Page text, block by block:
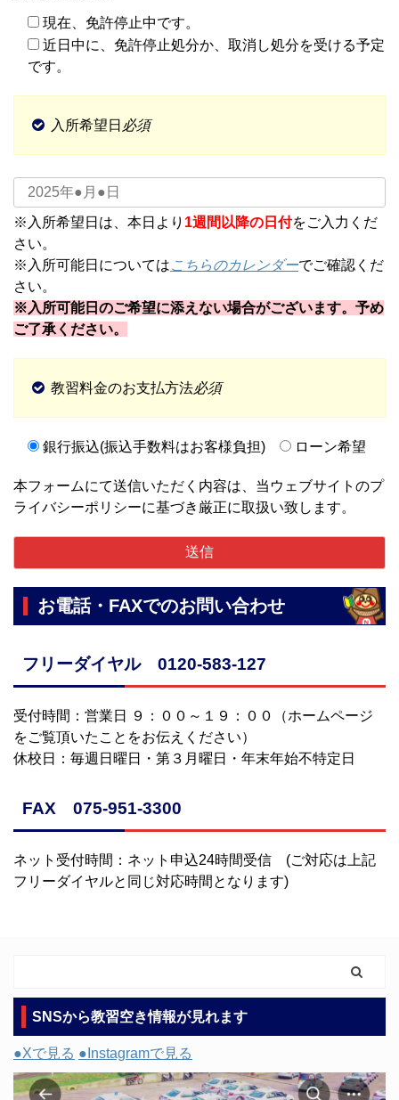
現在、免許停止中です。
近日中に、免許停止処分か、取消し処分を受ける予定
です。
入所希望日 必須
※入所希望日は、本日より 1週間以降の日付をご入力くだ
さい。
※入所可能日についてはこちらのカレンダーでご確認くだ
さい。
※入所可能日のご希望に添えない場合がございます。予め
ご了承ください。
教習料金のお支払方法必須
銀行振込(振込手数料はお客様負担) ローン希望
本フォームにて送信いただく内容は、当ウェブサイトのプ
ライバシーポリシーに基づき厳正に取扱い致します。
お電話・FAXでのお問い合わせ
フリーダイヤル 0120-583-127
受付時間：営業日 ９：００～１９：００（ホームページ
をご覧頂いたことをお伝えください）
休校日：毎週日曜日・第３月曜日・年末年始不特定日
FAX 075-951-3300
ネット受付時間：ネット申込24時間受信 (ご対応は上記
フリーダイヤルと同じ対応時間となります)
SNSから教習空き情報が見れます
●Xで見る ●Instagramで見る